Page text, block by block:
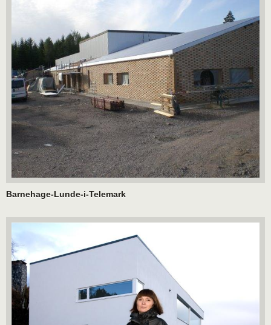
Barnehage-Lunde-i-Telemark